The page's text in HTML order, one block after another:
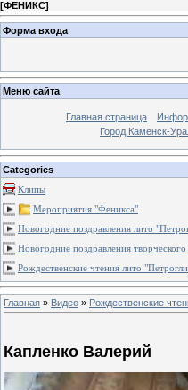
[ФЕНИКС]
Форма входа
Меню сайта
Главная страница
Город Каменск-
Categories
Клипы
Мероприятия "Феникса"
Новогодние поздравления лито
Новогодние поздравления
Рождественские чтения лито
Главная » Видео » Рождественские
Капленко Валерий